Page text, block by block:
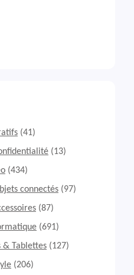
(41)
(13)
(434)
connectés (97)
(87)
(691)
& Tablettes (127)
(206)